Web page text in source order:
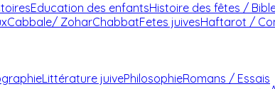
Education des enfantsHistoire des fêtes /
Cabbale/ ZoharChabbatFetes juivesHaftarot /
Littérature juivePhilosophieRomans / Essais